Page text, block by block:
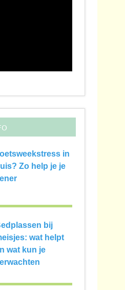
in
Zo help je je
bij
wat helpt
wat kun je